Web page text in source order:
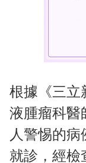
根據《三立
液腫瘤科醫
人警惕的
就診，經檢